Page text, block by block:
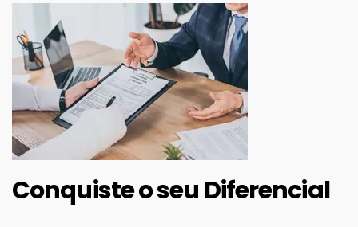
Conquiste o seu Diferencial